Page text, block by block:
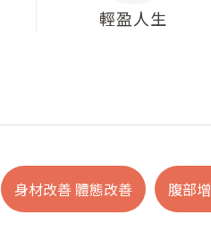
影音專區
+886-
高雄市
輕盈人生
身材改善 體態改善 腹部